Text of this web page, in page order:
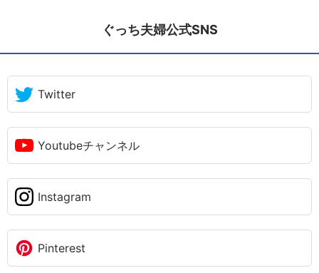
ぐっち夫婦公式SNS
Twitter
Youtubeチャンネル
Instagram
Pinterest